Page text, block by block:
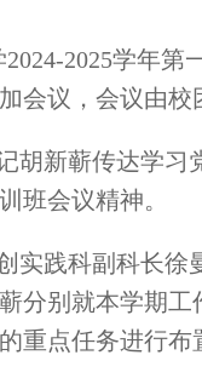
2025学年
会议，会议由
胡新蕲传达学习
班会议精神。
实践科副科长
分别就本学期
重点任务进行布